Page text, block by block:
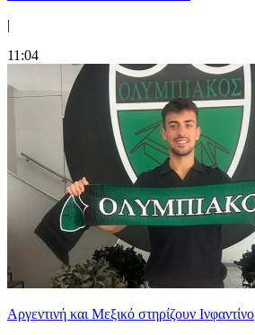
|
11:04
Αργεντινή και Μεξικό στηρίζουν Ινφαντίνο